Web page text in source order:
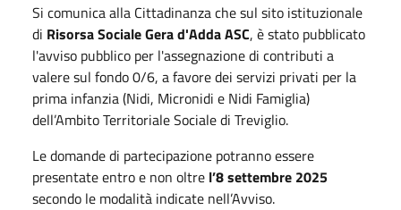
Si comunica alla Cittadinanza che sul sito istituzionale
di Risorsa Sociale Gera d'Adda ASC, è stato pubblicato
l'avviso pubblico per l'assegnazione di contributi a
valere sul fondo 0/6, a favore dei servizi privati per la
prima infanzia (Nidi, Micronidi e Nidi Famiglia)
dell’Ambito Territoriale Sociale di Treviglio.
Le domande di partecipazione potranno essere
presentate entro e non oltre l’8 settembre 2025
secondo le modalità indicate nell’Avviso.